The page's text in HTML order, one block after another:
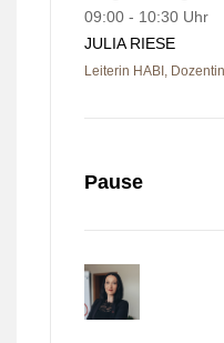
09:00 - 10:30 Uhr
JULIA RIESE
Leiterin HABI,
Pause